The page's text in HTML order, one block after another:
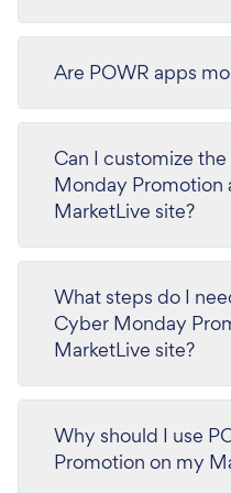
Are POWR apps
Can I customize
Monday Promotion
MarketLive site?
What steps do I
Cyber Monday
MarketLive site?
Why should I use
Promotion on my